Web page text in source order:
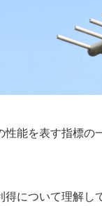
性能を表す指標の
得について理解し